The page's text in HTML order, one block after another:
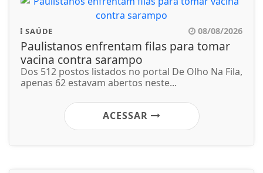
SAÚDE 08/08/2026
Paulistanos enfrentam filas para tomar
vacina contra sarampo
Dos 512 postos listados no portal De Olho Na Fila,
apenas 62 estavam abertos neste...
ACESSAR